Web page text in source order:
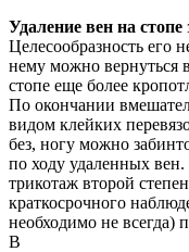
Удаление вен на стопе
Целесообразность его
нему можно вернуться
стопе еще более
По окончании
видом клейких
без, ногу можно
по ходу удаленных
трикотаж второй
краткосрочного
необходимо не
В